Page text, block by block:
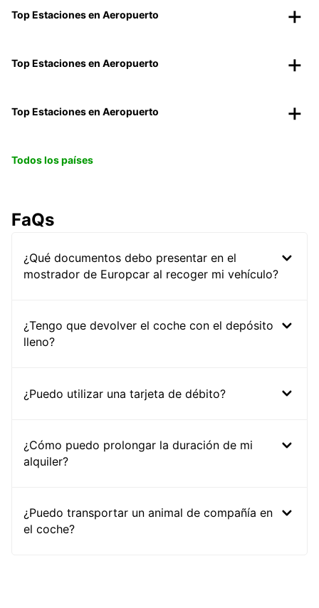
Top Estaciones en Aeropuerto
Top Estaciones en Aeropuerto
Top Estaciones en Aeropuerto
Todos los países
FaQs
¿Qué documentos debo presentar en el
mostrador de Europcar al recoger mi vehículo?
¿Tengo que devolver el coche con el depósito
lleno?
¿Puedo utilizar una tarjeta de débito?
¿Cómo puedo prolongar la duración de mi
alquiler?
¿Puedo transportar un animal de compañía en
el coche?